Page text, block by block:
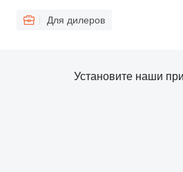
Для дилеров
Установите наши